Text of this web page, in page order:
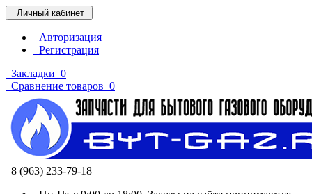
Личный кабинет
Авторизация
Регистрация
Закладки 0
Сравнение товаров 0
8 (963) 233-79-18